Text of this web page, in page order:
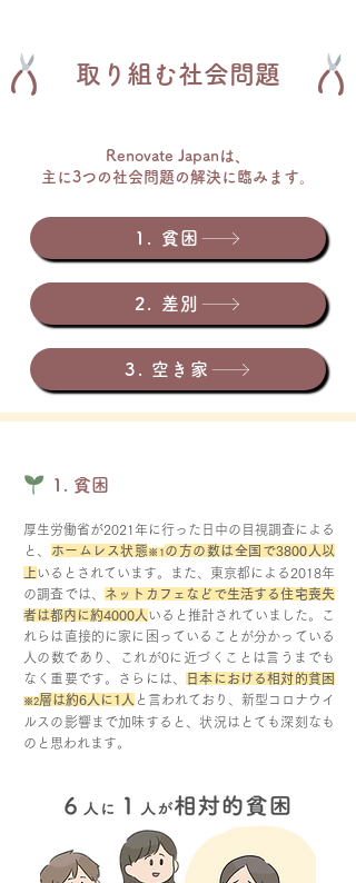
取り組む社会問題
Renovate Japanは、
主に3つの社会問題の解決に臨みます。
1. 貧困
2. ​差別
3. 空き家
1. 貧困
厚生労働省が2021年に行った日中の目視調査による
と、 ホームレス状態※1の方の数は全国で3800人以
上いるとされています。また、東京都による2018年
の調査では、 ネットカフェなどで生活する住宅喪失
者は都内に約4000人 いると推計されていました。こ
れらは直接的に家に困っていることが分かっている
人の数であり、これが0に近づくことは言うまでも
なく重要です。さらには、
日本における相対的貧困
※2層は約6人に1人 と言われており、新型コロナウイ
ルスの影響まで加味すると、状況はとても深刻なも
のと思われます。